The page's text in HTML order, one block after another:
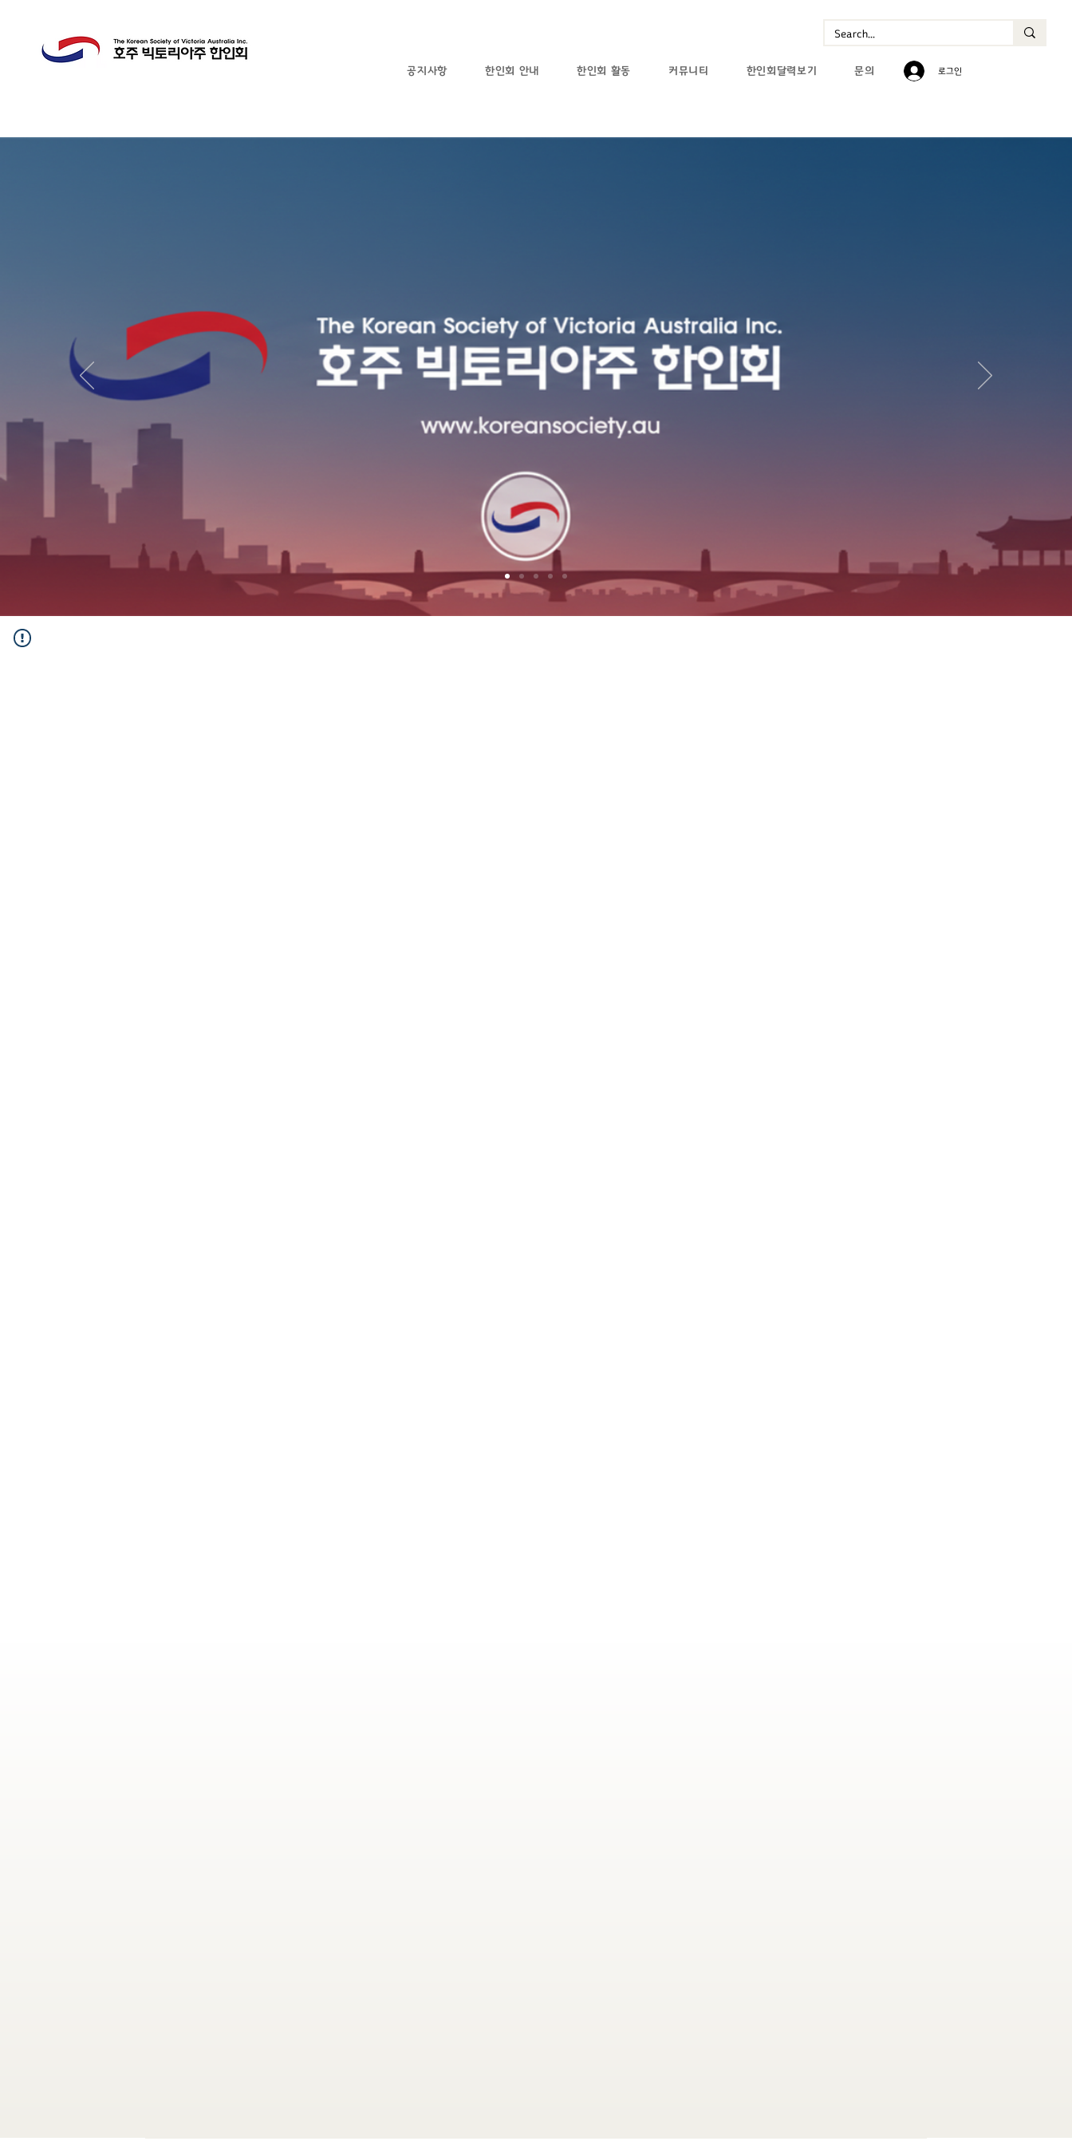
공지사항 한인회 안내 한인회 활동 커뮤니티 한인회달력보기 문의 로그인